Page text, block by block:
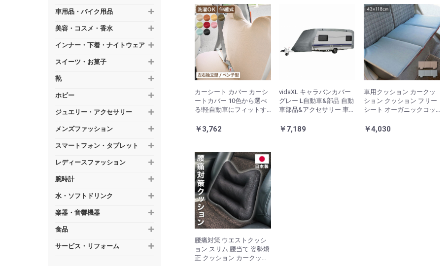
車用品・バイク用品
美容・コスメ・香水
インナー・下着・ナイトウェア
スイーツ・お菓子
靴
ホビー
ジュエリー・アクセサリー
メンズファッション
スマートフォン・タブレット
レディースファッション
腕時計
水・ソフトドリンク
楽器・音響機器
食品
サービス・リフォーム
カーシート カバー カーシ
ートカバー 10色から選べ
る!軽自動車にフィットす
t】リ・フィット
￥3,762
vidaXL キャラバンカバー
グレー L自動車&部品 自動
車部品&アクセサリー 車両
飾 自動車用カバー ストレ
￥7,189
車用クッション カークッ
ション クッション フリー
シート オーガニックコッ
綿100% インド綿 ブルー
￥4,030
腰痛対策 ウエストクッシ
ョン スリム 腰当て 姿勢矯
正 クッション カークッシ